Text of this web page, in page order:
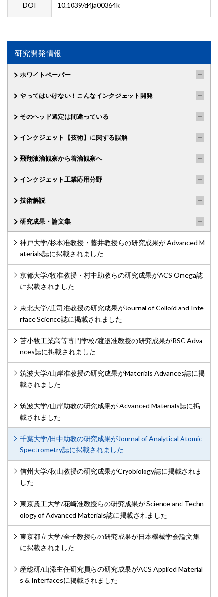
DOI 10.1039/d4ja00364k
研究開発情報
ホワイトペーパー
やってはいけない！こんなインクジェット開発
そのヘッド選定は間違っている
インクジェット【技術】に関する誤解
飛翔液滴観察から着滴観察へ
インクジェット工業応用分野
技術解説
研究成果・論文集
神戸大学/杉本准教授・藤井教授らの研究成果が Advanced M
aterials誌に掲載されました
京都大学/牧准教授・村中助教らの研究成果がACS Omega誌
に掲載されました
東北大学/庄司准教授の研究成果がJournal of Colloid and Inte
rface Science誌に掲載されました
苫小牧工業高等専門学校/渡邉准教授の研究成果がRSC Adva
nces誌に掲載されました
筑波大学/山岸准教授の研究成果がMaterials Advances誌に掲
載されました
筑波大学/山岸助教の研究成果が Advanced Materials誌に掲
載されました
千葉大学/田中助教の研究成果がJournal of Analytical Atomic
Spectrometry誌に掲載されました
信州大学/秋山教授の研究成果がCryobiology誌に掲載されま
した
東京農工大学/花崎准教授らの研究成果が Science and Techn
ology of Advanced Materials誌に掲載されました
東京都立大学/金子教授らの研究成果が日本機械学会論文集
に掲載されました
産総研/山添主任研究員らの研究成果がACS Applied Material
s & Interfacesに掲載されました